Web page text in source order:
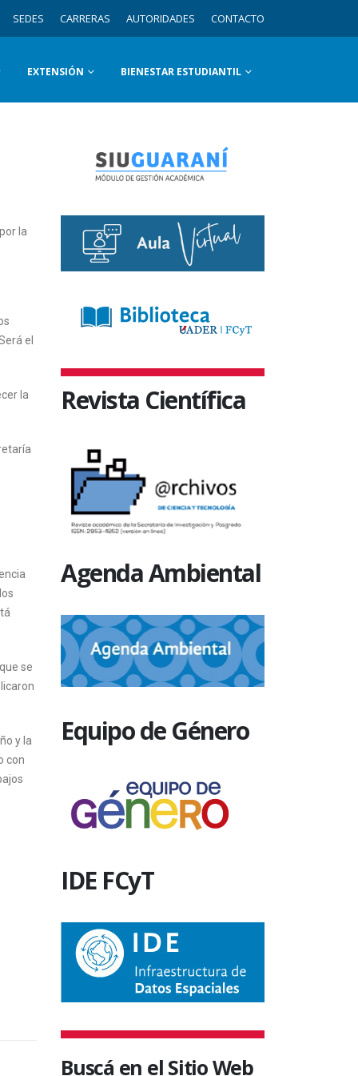
SEDES CARRERAS AUTORIDADES CONTACTO
EXTENSIÓN BIENESTAR ESTUDIANTIL
la
el
la
se
y la
con
Revista Científica
Agenda Ambiental
Equipo de Género
IDE FCyT
Buscá en el Sitio Web